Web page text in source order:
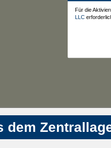
Für die
LLC
dem